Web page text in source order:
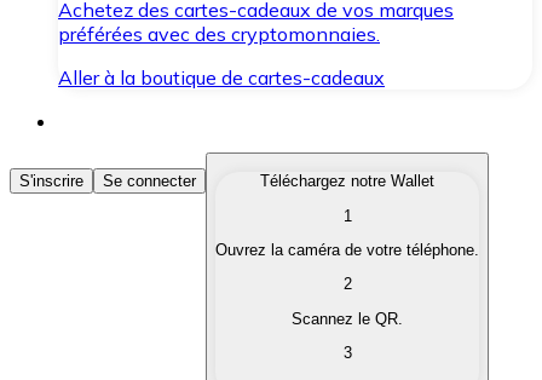
Achetez des cartes-cadeaux de vos marques
préférées avec des cryptomonnaies.
Aller à la boutique de cartes-cadeaux
Acheter des Cryptomonnaies
Achetez les cryptomonnaies qui vous intéressent
Convertissez vos cryptomonnaies en monnaie
S'inscrire Se connecter
Téléchargez notre Wallet
1
Ouvrez la caméra de votre téléphone.
2
Scannez le QR.
3